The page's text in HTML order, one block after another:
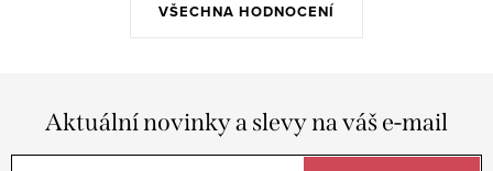
VŠECHNA HODNOCENÍ
Aktuální novinky a slevy na váš e-mail